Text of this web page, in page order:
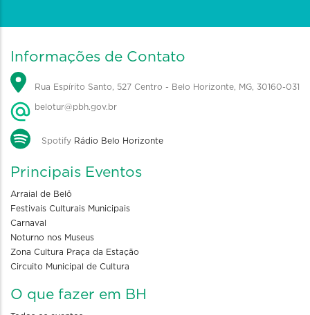
Informações de Contato
Rua Espírito Santo, 527 Centro - Belo Horizonte, MG, 30160-031
belotur@pbh.gov.br
Spotify Rádio Belo Horizonte
Principais Eventos
Arraial de Belô
Festivais Culturais Municipais
Carnaval
Noturno nos Museus
Zona Cultura Praça da Estação
Circuito Municipal de Cultura
O que fazer em BH